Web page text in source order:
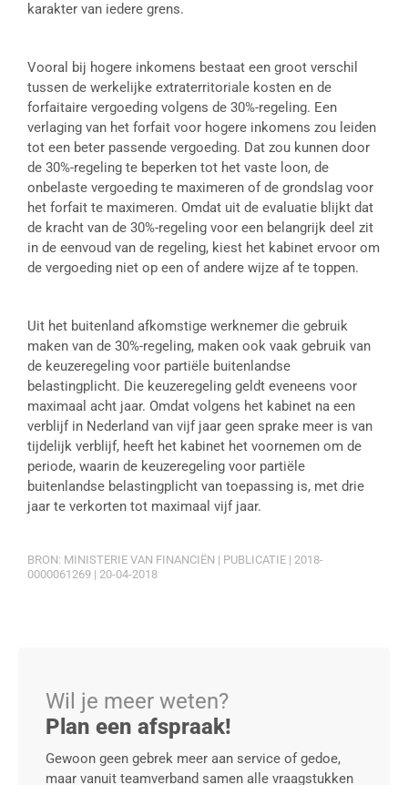
karakter van iedere grens.
Vooral bij hogere inkomens bestaat een groot verschil
tussen de werkelijke extraterritoriale kosten en de
forfaitaire vergoeding volgens de 30%-regeling. Een
verlaging van het forfait voor hogere inkomens zou leiden
tot een beter passende vergoeding. Dat zou kunnen door
de 30%-regeling te beperken tot het vaste loon, de
onbelaste vergoeding te maximeren of de grondslag voor
het forfait te maximeren. Omdat uit de evaluatie blijkt dat
de kracht van de 30%-regeling voor een belangrijk deel zit
in de eenvoud van de regeling, kiest het kabinet ervoor om
de vergoeding niet op een of andere wijze af te toppen.
Uit het buitenland afkomstige werknemer die gebruik
maken van de 30%-regeling, maken ook vaak gebruik van
de keuzeregeling voor partiële buitenlandse
belastingplicht. Die keuzeregeling geldt eveneens voor
maximaal acht jaar. Omdat volgens het kabinet na een
verblijf in Nederland van vijf jaar geen sprake meer is van
tijdelijk verblijf, heeft het kabinet het voornemen om de
periode, waarin de keuzeregeling voor partiële
buitenlandse belastingplicht van toepassing is, met drie
jaar te verkorten tot maximaal vijf jaar.
BRON: MINISTERIE VAN FINANCIËN | PUBLICATIE | 2018-
0000061269 | 20-04-2018
Wil je meer weten?
Plan een afspraak!
Gewoon geen gebrek meer aan service of gedoe,
maar vanuit teamverband samen alle vraagstukken